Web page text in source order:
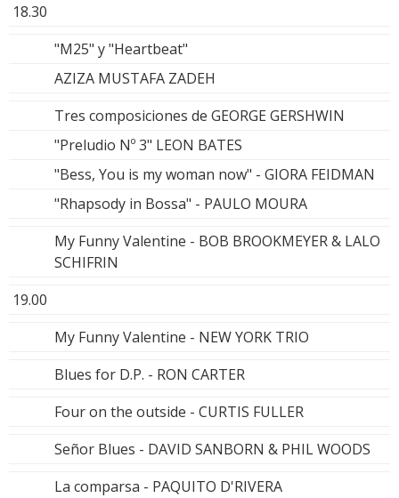
18.30
"M25" y "Heartbeat"
AZIZA MUSTAFA ZADEH
Tres composiciones de GEORGE GERSHWIN
"Preludio Nº 3" LEON BATES
"Bess, You is my woman now" - GIORA FEIDMAN
"Rhapsody in Bossa" - PAULO MOURA
My Funny Valentine - BOB BROOKMEYER & LALO
SCHIFRIN
19.00
My Funny Valentine - NEW YORK TRIO
Blues for D.P. - RON CARTER
Four on the outside - CURTIS FULLER
Señor Blues - DAVID SANBORN & PHIL WOODS
La comparsa - PAQUITO D'RIVERA